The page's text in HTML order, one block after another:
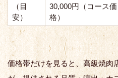
（目
安）
30,000円（コース価
格）
価格帯だけを見ると、高級焼肉